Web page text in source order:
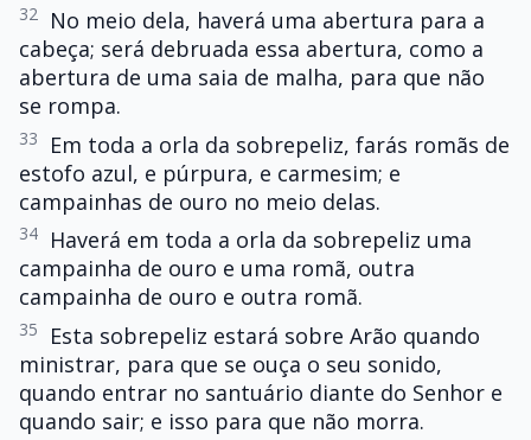
32
No meio dela, haverá uma abertura para a
cabeça; será debruada essa abertura, como a
abertura de uma saia de malha, para que não
se rompa.
33
Em toda a orla da sobrepeliz, farás romãs de
estofo azul, e púrpura, e carmesim; e
campainhas de ouro no meio delas.
34
Haverá em toda a orla da sobrepeliz uma
campainha de ouro e uma romã, outra
campainha de ouro e outra romã.
35
Esta sobrepeliz estará sobre Arão quando
ministrar, para que se ouça o seu sonido,
quando entrar no santuário diante do Senhor e
quando sair; e isso para que não morra.